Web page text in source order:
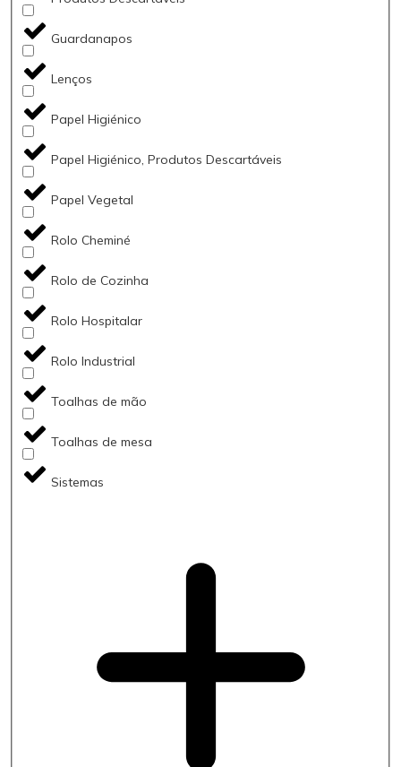
Guardanapos
Lenços
Papel Higiénico
Papel Higiénico, Produtos Descartáveis
Papel Vegetal
Rolo Cheminé
Rolo de Cozinha
Rolo Hospitalar
Rolo Industrial
Toalhas de mão
Toalhas de mesa
Sistemas